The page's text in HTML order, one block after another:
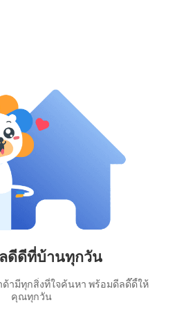
ดีดีที่บ้านทุกวัน
ามีทุกสิ่งที่ใจค้นหา พร้อมดีลดี๊ดี้ให้
คุณทุกวัน